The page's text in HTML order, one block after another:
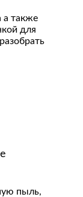
а также
для
пыль,